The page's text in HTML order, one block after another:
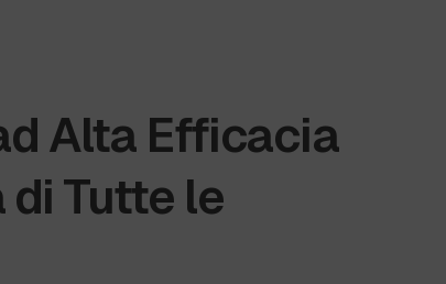
Alta Efficacia
Tutte le